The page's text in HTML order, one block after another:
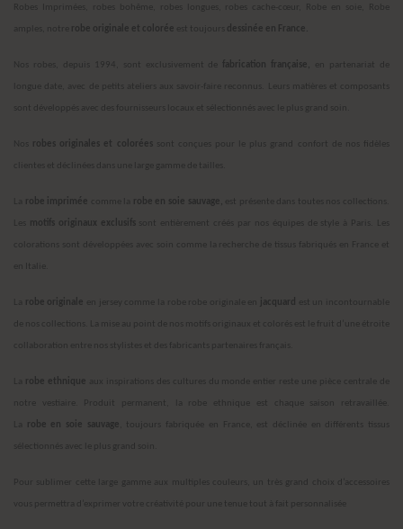
Robes Imprimées, robes bohême, robes longues, robes cache-cœur, Robe en soie, Robe
amples, notre robe originale et colorée est toujours dessinée en France.
Nos robes, depuis 1994, sont exclusivement de fabrication française,
longue date, avec de petits ateliers aux savoir-faire reconnus. Leurs matières et composants
sont développés avec des fournisseurs locaux et sélectionnés avec le plus grand soin.
robes originales et coloréessont conçues pour le plus grand confort de nos fidèles
clientes et déclinées dans une large gamme de tailles.
robe imprimée comme la robe en soie sauvage, est présente dans toutes nos collections.
motifs originaux exclusifssont entièrement créés par nos équipes de style à Paris. Les
colorations sont développées avec soin comme la recherche de tissus fabriqués en France et
robe originale en jersey comme la robe robe originale en jacquard est un incontournable
de nos collections. La mise au point de nos motifs originaux et colorés est le fruit d’une étroite
collaboration entre nos stylistes et des fabricants partenaires français.
robe ethnique aux inspirations des cultures du monde entier reste une pièce centrale de
notre vestiaire. Produit permanent, la robe ethnique est chaque saison retravaillée.
robe en soie sauvage , toujours fabriquée en France, est déclinée en différents tissus
sélectionnés avec le plus grand soin.
Pour sublimer cette large gamme aux multiples couleurs, un très grand choix d’accessoires
vous permettra d’exprimer votre créativité pour une tenue tout à fait personnalisée